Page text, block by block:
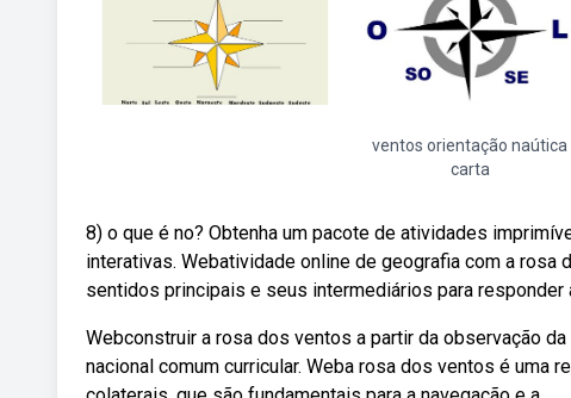
ventos orientação naútica
carta
8) o que é no? Obtenha um pacote de atividades
interativas. Webatividade online de geografia com a
sentidos principais e seus intermediários para responder
Webconstruir a rosa dos ventos a partir da observação
nacional comum curricular. Weba rosa dos ventos é uma